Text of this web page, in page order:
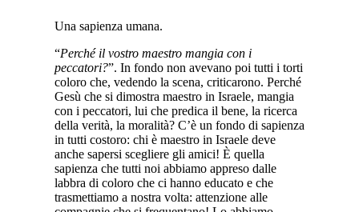
Una sapienza umana.
“Perché il vostro maestro mangia con i
peccatori?”. In fondo non avevano poi tutti i torti
coloro che, vedendo la scena, criticarono. Perché
Gesù che si dimostra maestro in Israele, mangia
con i peccatori, lui che predica il bene, la ricerca
della verità, la moralità? C’è un fondo di sapienza
in tutti costoro: chi è maestro in Israele deve
anche sapersi scegliere gli amici! È quella
sapienza che tutti noi abbiamo appreso dalle
labbra di coloro che ci hanno educato e che
trasmettiamo a nostra volta: attenzione alle